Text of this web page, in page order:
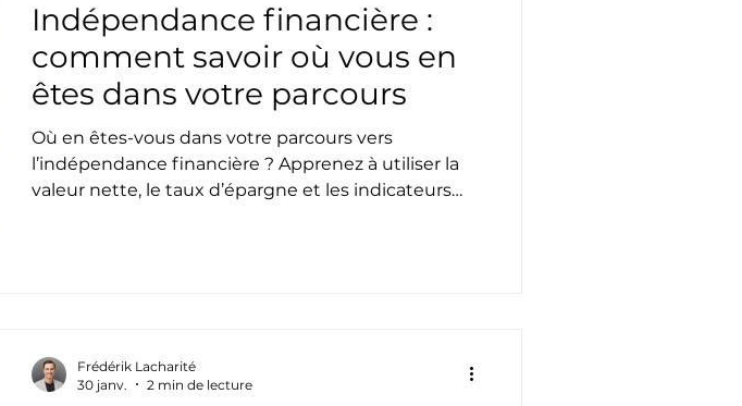
Indépendance financière :
comment savoir où vous en
êtes dans votre parcours
Où en êtes-vous dans votre parcours vers
l’indépendance financière ? Apprenez à utiliser la
valeur nette, le taux d’épargne et les indicateurs
Frédérik Lacharité
30 janv.
2 min de lecture